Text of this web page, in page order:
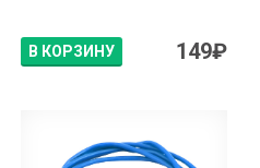
В КОРЗИНУ 149₽